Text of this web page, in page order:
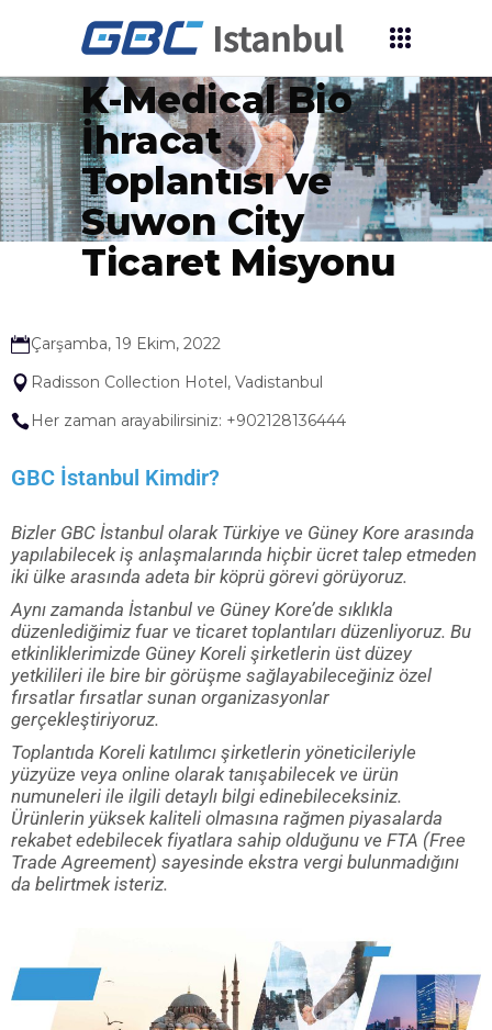
2022 İSTANBUL
K-Medical Bio
İhracat
Toplantısı ve
Suwon City
Ticaret Misyonu
Çarşamba, 19 Ekim, 2022
Radisson Collection Hotel, Vadistanbul
Her zaman arayabilirsiniz: +902128136444
GBC İstanbul Kimdir?
Bizler GBC İstanbul olarak Türkiye ve Güney Kore arasında
yapılabilecek iş anlaşmalarında hiçbir ücret talep etmeden
iki ülke arasında adeta bir köprü görevi görüyoruz.
Aynı zamanda İstanbul ve Güney Kore’de sıklıkla
düzenlediğimiz fuar ve ticaret toplantıları düzenliyoruz. Bu
etkinliklerimizde Güney Koreli şirketlerin üst düzey
yetkilileri ile bire bir görüşme sağlayabileceğiniz özel
fırsatlar fırsatlar sunan organizasyonlar
gerçekleştiriyoruz.
Toplantıda Koreli katılımcı şirketlerin yöneticileriyle
yüzyüze veya online olarak tanışabilecek ve ürün
numuneleri ile ilgili detaylı bilgi edinebileceksiniz.
Ürünlerin yüksek kaliteli olmasına rağmen piyasalarda
rekabet edebilecek fiyatlara sahip olduğunu ve FTA (Free
Trade Agreement) sayesinde ekstra vergi bulunmadığını
da belirtmek isteriz.